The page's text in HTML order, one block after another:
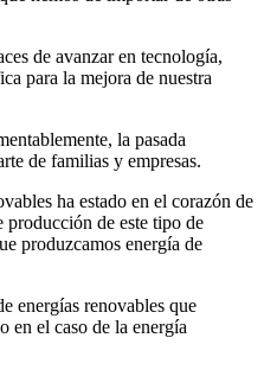
de avanzar en tecnología,
para la mejora de nuestra
la pasada
de familias y empresas.
ha estado en el corazón de
producción de este tipo de
produzcamos energía de
energías renovables que
en el caso de la energía